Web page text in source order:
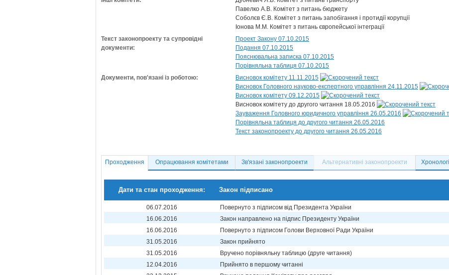
Павелко А.В. Комітет з питань бюджету
Соболєв Є.В. Комітет з питань запобігання і протидії корупції
Іонова М.М. Комітет з питань європейської інтеграції
Текст законопроекту та супровідні
документи:
Проект Закону 07.10.2015
Подання 07.10.2015
Пояснювальна записка 07.10.2015
Порівняльна таблиця 07.10.2015
Документи, пов'язані із роботою:
Висновок комітету 11.11.2015
Висновок Головного науково-експертного управління 24.11.2015
Висновок комітету 09.12.2015
Висновок комітету до другого читання 18.05.2016
Зауваження Головного юридичного управління 26.05.2016
Порівняльна таблиця до другого читання 26.05.2016
Текст законопроекту до другого читання 26.05.2016
Проходження Опрацювання комітетами Зв'язані законопроекти Альтернативні законопроекти
Дати та стан проходження: Закон підписано
06.07.2016
Повернуто з підписом від Президента України
16.06.2016
Закон направлено на підпис Президенту України
16.06.2016
Повернуто з підписом Голови Верховної Ради України
31.05.2016
Закон прийнято
31.05.2016
Вручено порівняльну таблицю (друге читання)
12.04.2016
Прийнято в першому читанні